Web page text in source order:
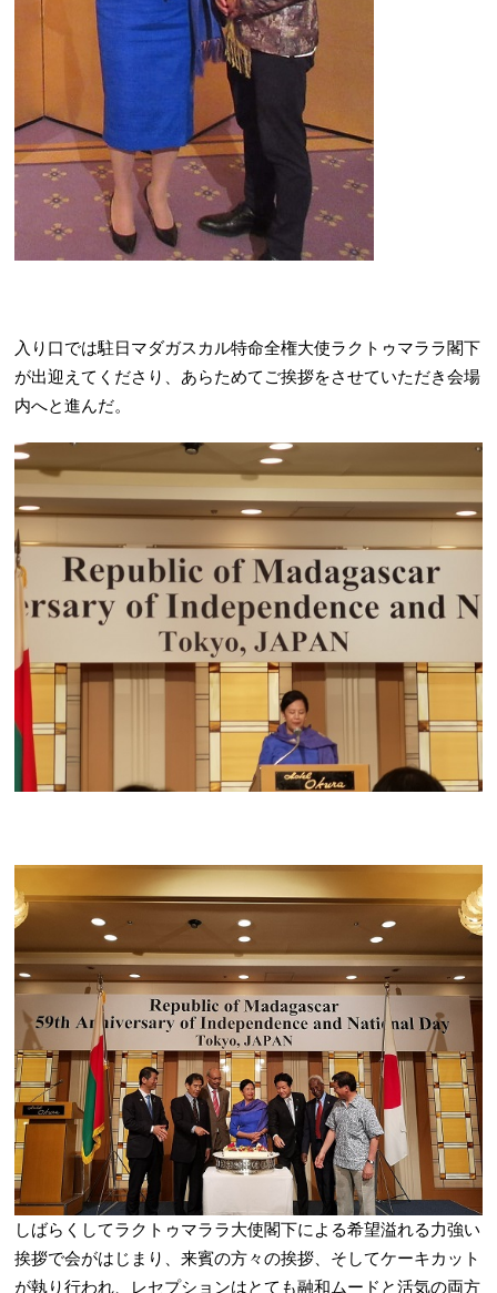
入り口では駐日マダガスカル特命全権大使ラクトゥマララ閣下
が出迎えてくださり、あらためてご挨拶をさせていただき会場
内へと進んだ。
しばらくしてラクトゥマララ大使閣下による希望溢れる力強い
挨拶で会がはじまり、来賓の方々の挨拶、そしてケーキカット
が執り行われ、レセプションはとても融和ムードと活気の両方